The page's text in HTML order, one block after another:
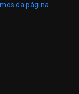
da página